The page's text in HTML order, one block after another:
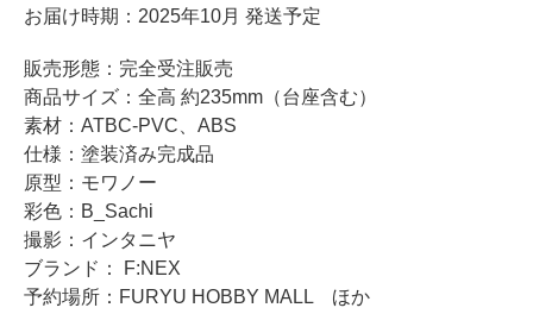
お届け時期：2025年10月 発送予定
販売形態：完全受注販売
商品サイズ：全高 約235mm（台座含む）
素材：ATBC-PVC、ABS
仕様：塗装済み完成品
原型：モワノー
彩色：B_Sachi
撮影：インタニヤ
ブランド： F:NEX
予約場所：FURYU HOBBY MALL ほか